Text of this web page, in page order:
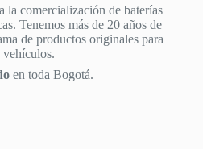
la comercialización de baterías
Tenemos más de 20 años de
de productos originales para
vehículos.
en toda Bogotá.